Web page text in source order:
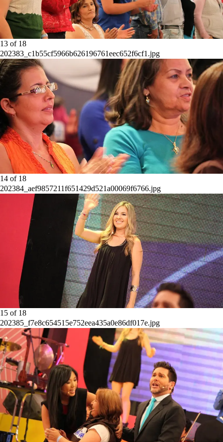
13 of 18
202383_c1b55cf5966b626196761eec652f6cf1.jpg
14 of 18
202384_aef9857211f651429d521a00069f6766.jpg
15 of 18
202385_f7e8c654515e752eea435a0e86df017e.jpg